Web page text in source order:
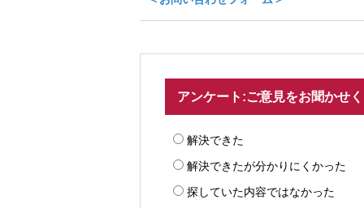
アンケート:ご意見をお聞かせ
解決できた
解決できたが分かりにくかった
探していた内容ではなかった